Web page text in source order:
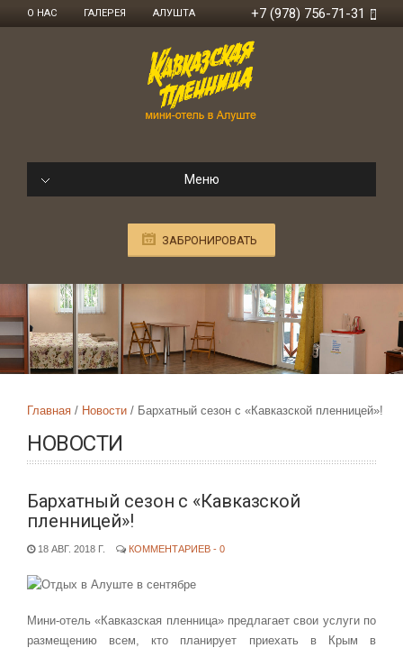
О НАС ГАЛЕРЕЯ АЛУШТА +7 (978) 756-71-31
Меню
ЗАБРОНИРОВАТЬ
Главная Новости Бархатный сезон с «Кавказской пленницей»!
НОВОСТИ
Бархатный сезон с «Кавказской
пленницей»!
18 АВГ. 2018 Г. КОММЕНТАРИЕВ - 0
Мини-отель «Кавказская пленница» предлагает свои услуги по
размещению всем, кто планирует приехать в Крым в